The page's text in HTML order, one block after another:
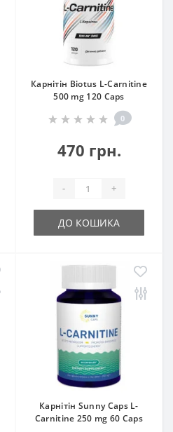
Карнітін Biotus L-Carnitine
500 mg 120 Caps
0
470 грн.
- +
ДО КОШИКА
Карнітін Sunny Caps L-
Carnitine 250 mg 60 Caps